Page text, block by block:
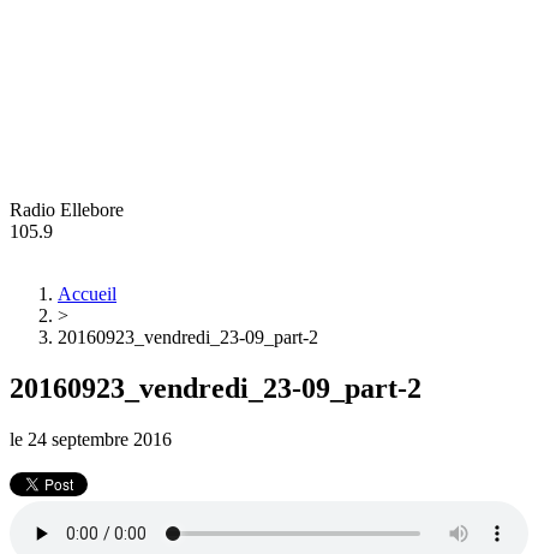
Radio Ellebore
105.9
Accueil
>
20160923_vendredi_23-09_part-2
20160923_vendredi_23-09_part-2
le 24 septembre 2016